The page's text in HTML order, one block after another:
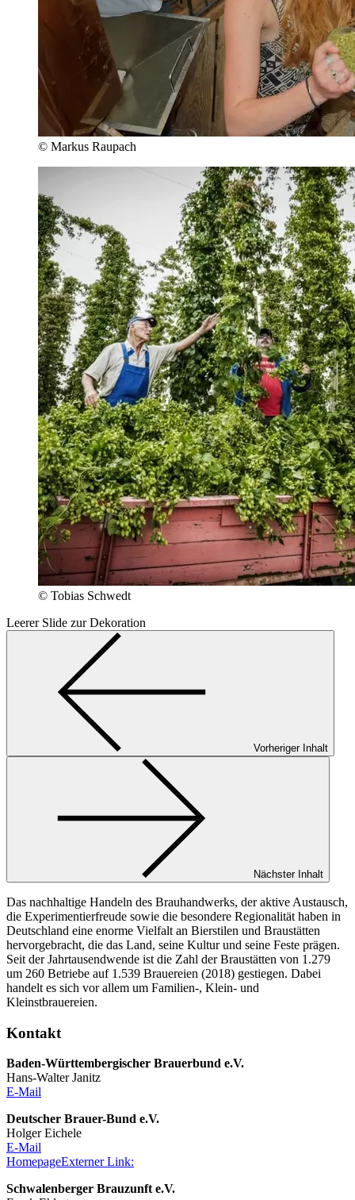
© Markus Raupach
© Tobias Schwedt
Leerer Slide zur Dekoration
Vorheriger Inhalt
Nächster Inhalt
Das nachhaltige Handeln des Brauhandwerks, der aktive Austausch,
die Experimentierfreude sowie die besondere Regionalität haben in
Deutschland eine enorme Vielfalt an Bierstilen und Braustätten
hervorgebracht, die das Land, seine Kultur und seine Feste prägen.
Seit der Jahrtausendwende ist die Zahl der Braustätten von 1.279
um 260 Betriebe auf 1.539 Brauereien (2018) gestiegen. Dabei
handelt es sich vor allem um Familien-, Klein- und
Kleinstbrauereien.
Kontakt
Baden-Württembergischer Brauerbund e.V.
Hans-Walter Janitz
E-Mail
Deutscher Brauer-Bund e.V.
Holger Eichele
E-Mail
HomepageExterner Link:
Schwalenberger Brauzunft e.V.